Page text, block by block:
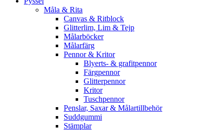
Måla & Rita
Canvas & Ritblock
Glitterlim, Lim & Tejp
Målarböcker
Målarfärg
Pennor & Kritor
Blyerts- & grafitpennor
Färgpennor
Glitterpennor
Kritor
Tuschpennor
Penslar, Saxar & Målartillbehör
Suddgummi
Stämplar